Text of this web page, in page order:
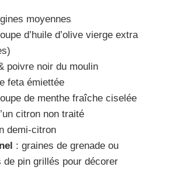
moyennes
d’huile d’olive vierge extra
poivre noir du moulin
feta émiettée
de menthe fraîche ciselée
citron non traité
demi-citron
: graines de grenade ou
de pin grillés pour décorer